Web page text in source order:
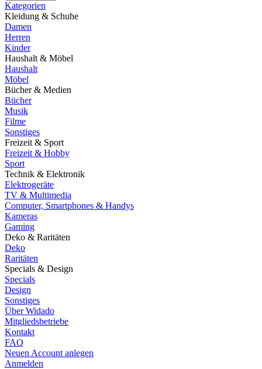
Kategorien
Kleidung & Schuhe
Damen
Herren
Kinder
Haushalt & Möbel
Haushalt
Möbel
Bücher & Medien
Bücher
Musik
Filme
Sonstiges
Freizeit & Sport
Freizeit & Hobby
Sport
Technik & Elektronik
Elektrogeräte
TV & Multimedia
Computer, Smartphones & Handys
Kameras
Gaming
Deko & Raritäten
Deko
Raritäten
Specials & Design
Specials
Design
Sonstiges
Über Widado
Mitgliedsbetriebe
Kontakt
FAQ
Neuen Account anlegen
Anmelden